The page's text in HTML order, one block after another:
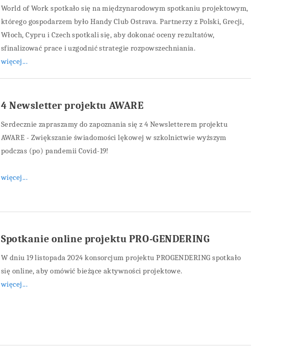
World of Work spotkało się na międzynarodowym spotkaniu projektowym,
którego gospodarzem było Handy Club Ostrava. Partnerzy z Polski, Grecji,
Włoch, Cypru i Czech spotkali się, aby dokonać oceny rezultatów,
sfinalizować prace i uzgodnić strategie rozpowszechniania.
więcej...
4 Newsletter projektu AWARE
Serdecznie zapraszamy do zapoznania się z 4 Newsletterem projektu
AWARE - Zwiększanie świadomości lękowej w szkolnictwie wyższym
podczas (po) pandemii Covid-19!
więcej...
Spotkanie online projektu PRO-GENDERING
W dniu 19 listopada 2024 konsorcjum projektu PROGENDERING spotkało
się online, aby omówić bieżące aktywności projektowe.
więcej...